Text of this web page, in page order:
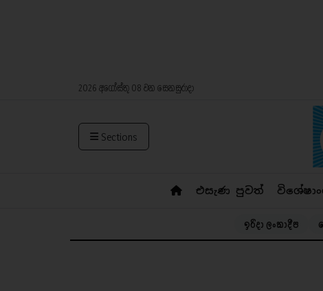
2026 අගෝස්තු 08 වන සෙනසුරාදා
Sections
එසැණ පුවත්
ඉරිදා ලංකාදීප